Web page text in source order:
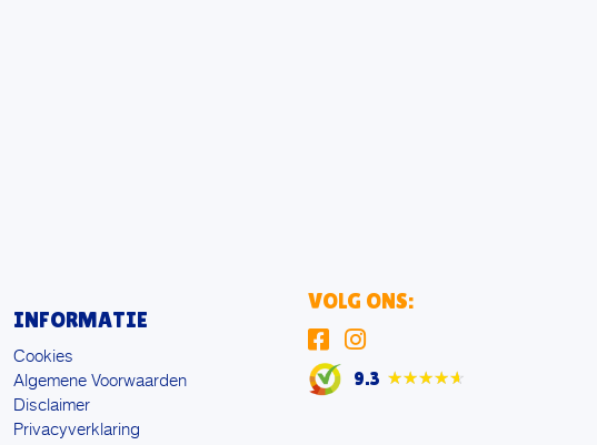
INFORMATIE
Cookies
Algemene Voorwaarden
Disclaimer
Privacyverklaring
VOLG ONS:
9.3 ★★★★★